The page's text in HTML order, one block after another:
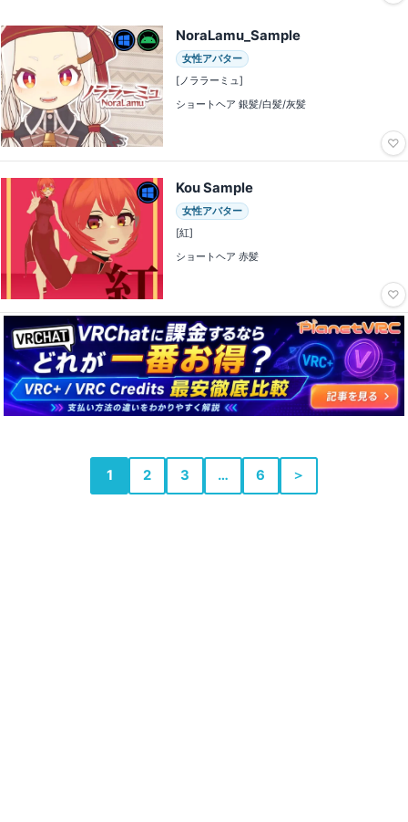
NoraLamu_Sample
女性アバター
[ノララーミュ]
ショートヘア 銀髪/白髪/灰髪
♡
Kou Sample
女性アバター
[紅]
ショートヘア 赤髪
♡
1 2 3 … 6 ＞